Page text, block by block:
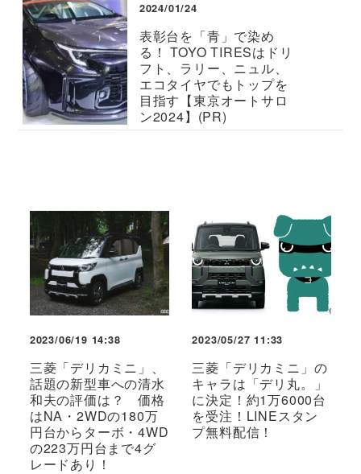
2024/01/24
表彰台を「青」で染め
る！ TOYO TIRESはドリ
フト、ラリー、ニュル、
エコタイヤでもトップを
目指す【東京オートサロ
ン2024】(PR)
2023/06/19 14:38
三菱「デリカミニ」、
話題の新型車への清水
和夫の評価は？ 価格
はNA・2WDの180万
円台からターボ・4WD
の223万円台まで4グ
レードあり！
2023/05/27 11:33
三菱「デリカミニ」の
キャラは「デリ丸。」
に決定！約1万6000台
を受注！LINEスタン
プ無料配信！